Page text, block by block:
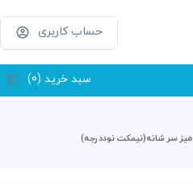
حساب کاربری
سبد خرید (0)
میز سر شانه(نیمکت نوددرجه)